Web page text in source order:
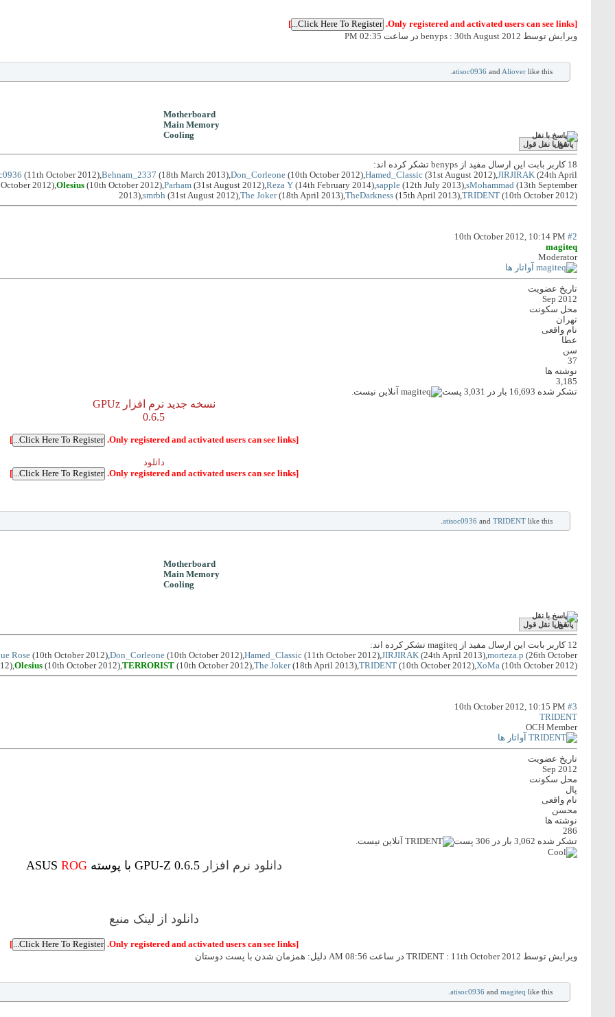
[Only registered and activated users can see links.
]
ویرایش توسط benyps : 30th August 2012 در ساعت
02:35 PM
atisoc0936 and Aliover like this.
Motherboard
Main Memory
Cooling
پاسخ با نقل قول
18 کاربر بابت این ارسال مفید از benyps تشکر کرده اند:
(11th October 2012),Behnam_2337 (18th March 2013),Don_Corleone (10th October 2012),Hamed_Classic (31st August 2012),JIRJIRAK (24th April
2012),Olesius (10th October 2012),Parham (31st August 2012),Reza Y (14th February 2014),sapple (12th July 2013),sMohammad (13th September
2013),smrbh (31st August 2012),The Joker(18th April 2013),TheDarkness (15th April 2013),TRIDENT (10th October 2012)
10th October 2012, 10:14 PM #2
magiteq
Moderator
تاریخ عضویت
Sep 2012
محل سکونت
تهران
نام واقعی
عطا
سن
37
نوشته ها
3,185
تشکر شده 16,693 بار در 3,031 پست
نسخه جدید نرم افزار GPUz
0.6.5
[Only registered and activated users can see links.
]
دانلود
[Only registered and activated users can see links.
]
atisoc0936 and TRIDENT like this.
Motherboard
Main Memory
Cooling
پاسخ با نقل قول
12 کاربر بابت این ارسال مفید از magiteq تشکر کرده اند:
Rose (10th October 2012),Don_Corleone (10th October 2012),Hamed_Classic (11th October 2012),JIRJIRAK (24th April 2013),morteza.p (26th October
Olesius (10th October 2012),TERRORIST (10th October 2012),The Joker(18th April 2013),TRIDENT (10th October 2012),XoMa (10th October 2012)
10th October 2012, 10:15 PM #3
TRIDENT
OCH Member
تاریخ عضویت
Sep 2012
محل سکونت
پال
نام واقعی
محسن
نوشته ها
286
تشکر شده 3,062 بار در 306 پست
دانلود نرم افزار GPU-Z 0.6.5 با پوسته ASUSROG
دانلود از لینک منبع
[Only registered and activated users can see links.
]
ویرایش توسط TRIDENT : 11th October 2012 در ساعت
08:56 AM دلیل: همزمان شدن با پست دوستان
atisoc0936 and magiteq like this.